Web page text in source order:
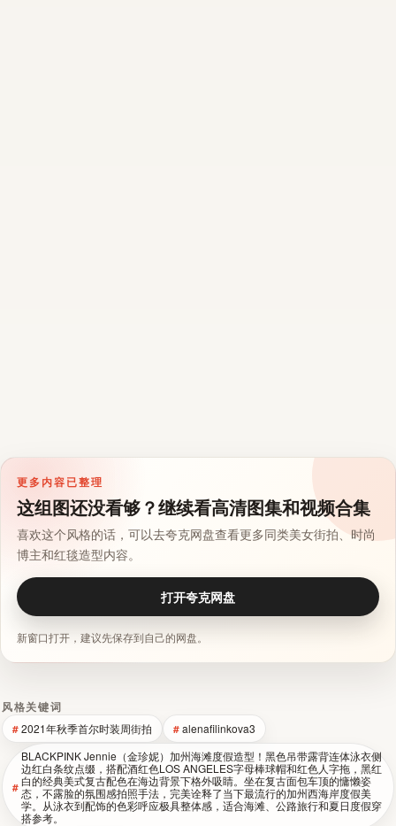
更多内容已整理
这组图还没看够？继续看高清图集和视频合集
喜欢这个风格的话，可以去夸克网盘查看更多同类美女街拍、时尚
博主和红毯造型内容。
打开夸克网盘
新窗口打开，建议先保存到自己的网盘。
风格关键词
2021年秋季首尔时装周街拍
alenafilinkova3
BLACKPINK Jennie（金珍妮）加州海滩度假造型！黑色吊带露背连体泳衣侧
边红白条纹点缀，搭配酒红色LOS ANGELES字母棒球帽和红色人字拖，黑红
白的经典美式复古配色在海边背景下格外吸睛。坐在复古面包车顶的慵懒姿
态，不露脸的氛围感拍照手法，完美诠释了当下最流行的加州西海岸度假美
学。从泳衣到配饰的色彩呼应极具整体感，适合海滩、公路旅行和夏日度假穿
搭参考。